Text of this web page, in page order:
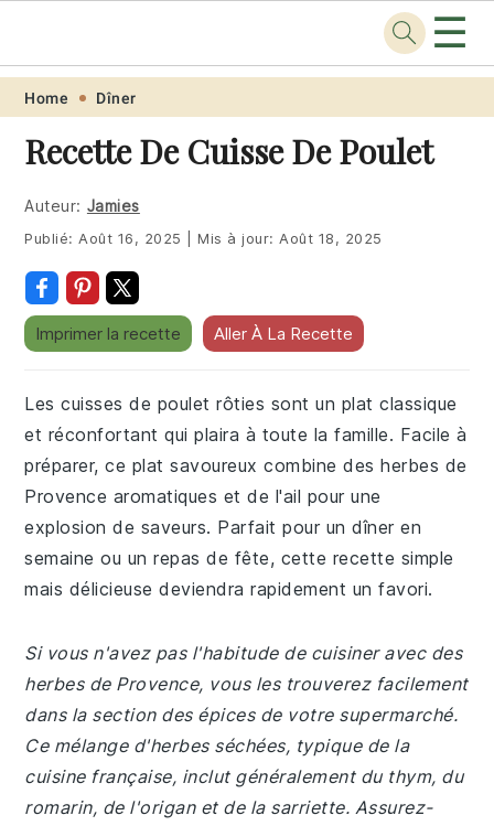
Skip
primary
navigation
Skip
main
content
Skip
primary
sidebar
Skip
footer
Recette.pro ☰
Home Dîner
Recette De Cuisse De Poulet
Auteur: Jamies
Publié: Août 16, 2025 Mis à jour: Août 18, 2025
Imprimer la recette Aller À La Recette
Les cuisses de poulet rôties sont un plat classique
et réconfortant qui plaira à toute la famille. Facile à
préparer, ce plat savoureux combine des herbes de
Provence aromatiques et de l'ail pour une
explosion de saveurs. Parfait pour un dîner en
semaine ou un repas de fête, cette recette simple
mais délicieuse deviendra rapidement un favori.
Si vous n'avez pas l'habitude de cuisiner avec des
herbes de Provence, vous les trouverez facilement
dans la section des épices de votre supermarché.
Ce mélange d'herbes séchées, typique de la
cuisine française, inclut généralement du thym, du
romarin, de l'origan et de la sarriette. Assurez-